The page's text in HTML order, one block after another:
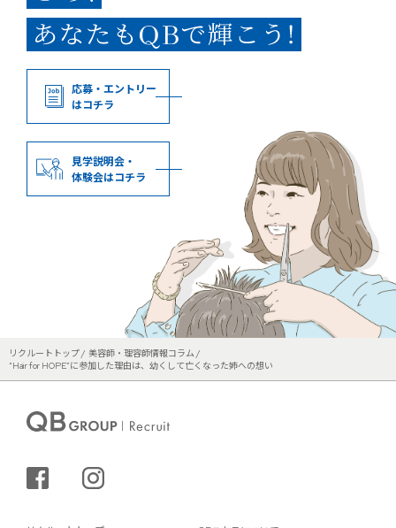
応募・エントリー
はコチラ
見学説明会・
体験会はコチラ
リクルートトップ
美容師・理容師情報コラム
“Hair for HOPE”に参加した理由は、幼くして亡くなった姉への想い
シェアする